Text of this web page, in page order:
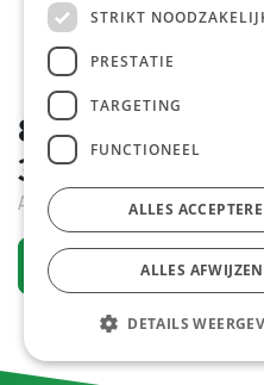
878903
305 x 415 mm
Actief
Vraag een account
STRIKT
PRESTATIE
TARGETING
FUNCTIONEEL
ALLES
ALLES AFWIJZEN
DETAILS